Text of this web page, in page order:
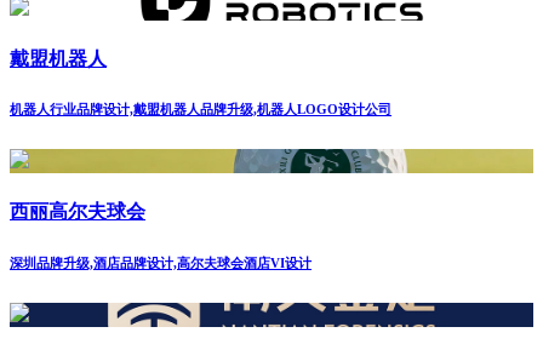
戴盟机器人
机器人行业品牌设计,戴盟机器人品牌升级,机器人LOGO设计公司
西丽高尔夫球会
深圳品牌升级,酒店品牌设计,高尔夫球会酒店VI设计